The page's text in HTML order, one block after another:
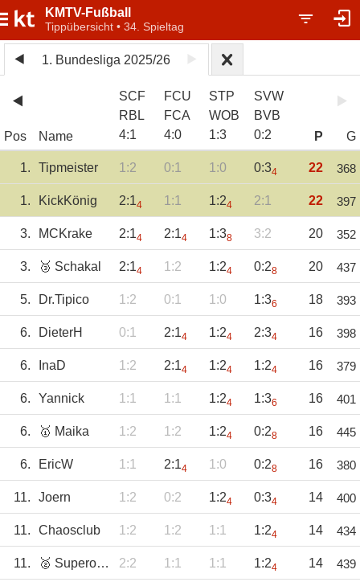
KMTV-Fußball
Tippübersicht • 34. Spieltag
1. Bundesliga 2025/26
Pos Name
SCF
RBL
4:1
FCU
FCA
4:0
STP
WOB
1:3
SVW
BVB
0:2 P G
1. Tipmeister 1:2 0:1 1:0 0:34 22 368
1. KickKönig 2:14 1:1 1:24 2:1 22 397
3. MCKrake 2:14 2:14 1:38 3:2 20 352
3. 🥉 Schakal 2:14 1:2 1:24 0:28 20 437
5. Dr.Tipico 1:2 0:1 1:0 1:36 18 393
6. DieterH 0:1 2:14 1:24 2:34 16 398
6. InaD 1:2 2:14 1:24 1:24 16 379
6. Yannick 1:1 1:1 1:24 1:36 16 401
6. 🥇 Maika 1:2 1:2 1:24 0:28 16 445
6. EricW 1:1 2:14 1:0 0:28 16 380
11. Joern 1:2 0:2 1:24 0:34 14 400
11. Chaosclub 1:2 1:2 1:1 1:24 14 434
11. 🥈 Superollie 2:2 1:1 1:1 1:24 14 439